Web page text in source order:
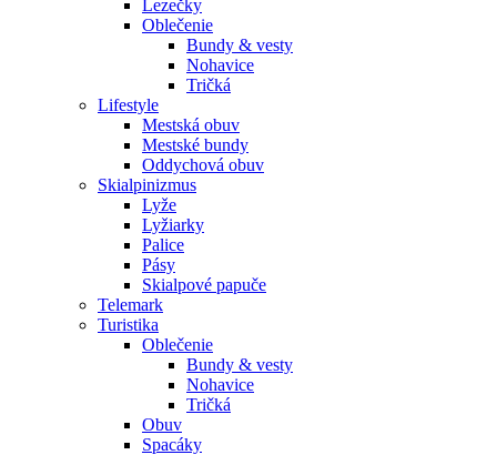
Lezečky
Oblečenie
Bundy & vesty
Nohavice
Tričká
Lifestyle
Mestská obuv
Mestské bundy
Oddychová obuv
Skialpinizmus
Lyže
Lyžiarky
Palice
Pásy
Skialpové papuče
Telemark
Turistika
Oblečenie
Bundy & vesty
Nohavice
Tričká
Obuv
Spacáky